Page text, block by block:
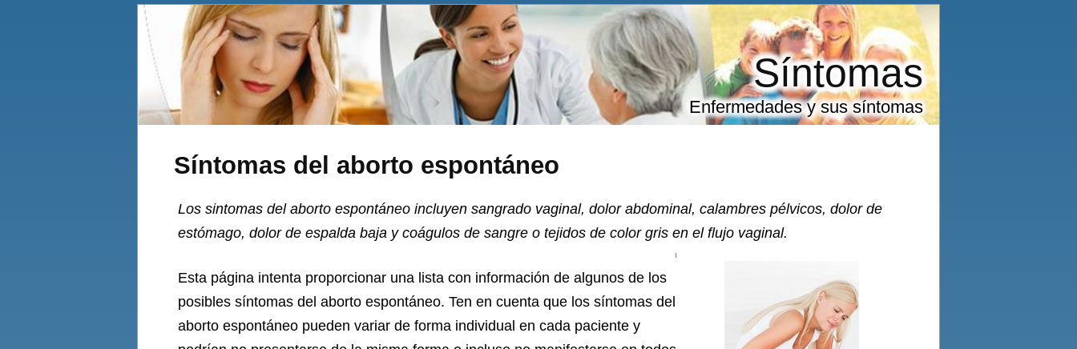
Síntomas del aborto espontáneo
Síntomas
Enfermedades y sus síntomas
Los sintomas del aborto espontáneo incluyen sangrado vaginal, dolor abdominal, calambres pélvicos, dolor de
estómago, dolor de espalda baja y coágulos de sangre o tejidos de color gris en el flujo vaginal.
Esta página intenta proporcionar una lista con información de algunos de los
posibles síntomas del aborto espontáneo. Ten en cuenta que los síntomas del
aborto espontáneo pueden variar de forma individual en cada paciente y